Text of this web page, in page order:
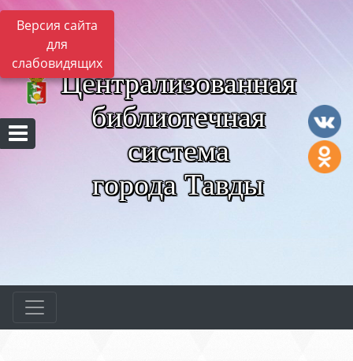
Версия сайта
для
слабовидящих
Централизованная
библиотечная
система
города Тавды